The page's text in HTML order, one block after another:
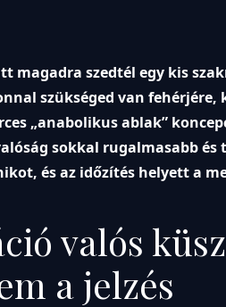
magadra szedtél egy kis
szükséged van fehérjére,
„anabolikus ablak”
sokkal rugalmasabb
és az időzítés helyett a
valós
a jelzés